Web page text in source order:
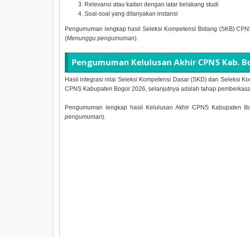
Relevansi atau kaitan dengan latar belakang studi
Soal-soal yang ditanyakan instansi
Pengumuman lengkap hasil Seleksi Kompetensi Bidang (SKB)
(Menunggu pengumuman).
Pengumuman Kelulusan Akhir CPNS Kab.
Hasil integrasi nilai Seleksi Kompetensi Dasar (SKD) dan Seleksi
CPNS Kabupaten Bogor 2026, selanjutnya adalah tahap
Pengumuman lengkap hasil Kelulusan Akhir CPNS Kabupaten
pengumuman).